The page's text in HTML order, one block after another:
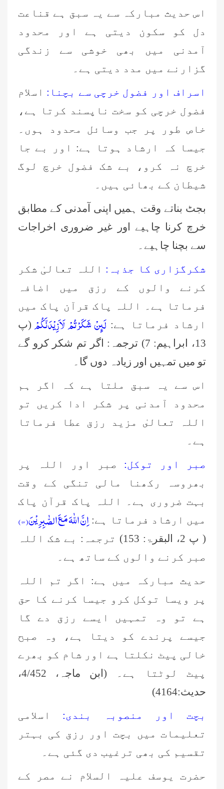
اس حدیث مبارکہ سے یہ سبق ہے قناعت
دل کو سکون دیتی ہے اور محدود
آمدنی میں بھی خوشی سے زندگی
گزارنے میں مدد دیتی ہے۔
اسراف اور فضول خرچی سے بچنا: اسلام
فضول خرچی کو سخت ناپسند کرتا ہے،
خاص طور پر جب وسائل محدود ہوں۔
جیسا کہ ارشاد ہوتا ہے: اور بے جا
خرچ نہ کرو، بے شک فضول خرچ لوگ
شیطان کے بھائی ہیں۔
بجٹ بناتے وقت ہمیں اپنی آمدنی کے مطابق
خرچ کرنا چاہیے اور غیر ضروری اخراجات
سے بچنا چاہیے۔
شکرگزاری کا جذبہ: اللہ تعالیٰ شکر
کرنے والوں کے رزق میں اضافہ
فرماتا ہے۔ اللہ پاک قرآن پاک میں
ارشاد فرماتا ہے: لَىٕنْ شَكَرْتُمْ لَاَزِیْدَنَّكُمْ (پ
13، ابراہیم: 7) ترجمہ: اگر تم شکر کرو گے
تو میں تمہیں اور زیادہ دوں گا۔
اس سے یہ سبق ملتا ہے کہ اگر ہم
محدود آمدنی پر شکر ادا کریں تو
اللہ تعالىٰ مزید رزق عطا فرماتا
ہے۔
صبر اور توکل:
صبر اور اللہ پر
بھروسہ رکھنا مالی تنگی کے وقت
بہت ضروری ہے۔ اللہ پاک قرآن پاک
میں ارشاد فرماتا ہے: اِنَّ اللّٰهَ مَعَ الصّٰبِرِیْنَ(۱۵۳)
( پ 2، البقرۃ: 153) ترجمہ: بے شک اللہ
صبر کرنے والوں کے ساتھ ہے۔
حديث مبارکہ میں ہے: اگر تم اللہ
پر ویسا توکل کرو جیسا کرنے کا حق
ہے تو وہ تمہیں ایسے رزق دے گا
جیسے پرندے کو دیتا ہے، وہ صبح
خالی پیٹ نکلتا ہے اور شام کو بھرے
پیٹ لوٹتا ہے۔ (
ابن ماجہ، 4/452،
حدیث:4164
)
بچت اور منصوبہ بندی:
اسلامی
تعلیمات میں بچت اور رزق کی بہتر
تقسیم کی بھی ترغیب دی گئی ہے۔
حضرت یوسف علیہ السلام نے مصر کے